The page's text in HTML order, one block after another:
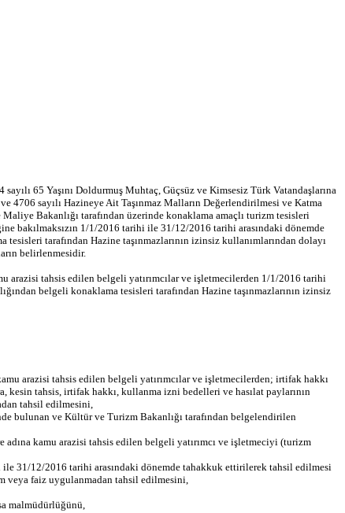
65 Yaşını Doldurmuş Muhtaç, Güçsüz ve Kimsesiz Türk Vatandaşlarına
4706 sayılı Hazineye Ait Taşınmaz Malların Değerlendirilmesi ve Katma
Bakanlığı tarafından üzerinde konaklama amaçlı turizm tesisleri
bakılmaksızın 1/1/2016 tarihi ile 31/12/2016 tarihi arasındaki dönemde
tarafından Hazine taşınmazlarının izinsiz kullanımlarından dolayı
belirlenmesidir.
arazisi tahsis edilen belgeli yatırımcılar ve işletmecilerden 1/1/2016 tarihi
belgeli konaklama tesisleri tarafından Hazine taşınmazlarının izinsiz
arazisi tahsis edilen belgeli yatırımcılar ve işletmecilerden; irtifak hakkı
tahsis, irtifak hakkı, kullanma izni bedelleri ve hasılat paylarının
tahsil edilmesini,
bulunan ve Kültür ve Turizm Bakanlığı tarafından belgelendirilen
kamu arazisi tahsis edilen belgeli yatırımcı ve işletmeciyi (turizm
31/12/2016 tarihi arasındaki dönemde tahakkuk ettirilerek tahsil edilmesi
veya faiz uygulanmadan tahsil edilmesini,
malmüdürlüğünü,